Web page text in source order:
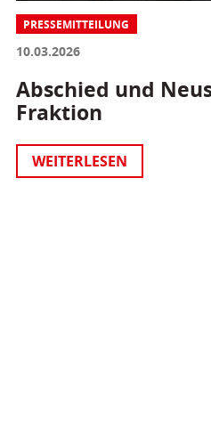
PRESSEMITTEILUNG
10.03.2026
Abschied und
Fraktion
WEITERLESEN